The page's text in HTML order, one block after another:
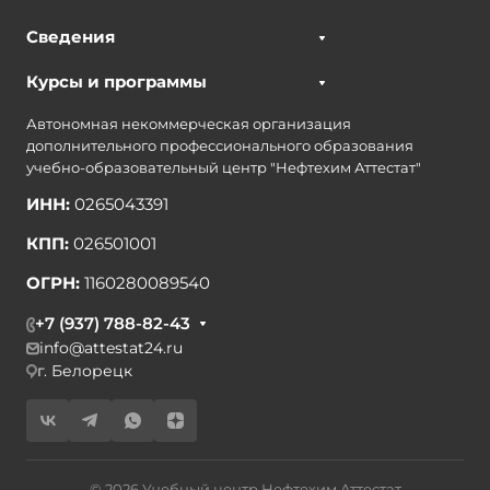
Сведения
Курсы и программы
Автономная некоммерческая организация
дополнительного профессионального образования
учебно-образовательный центр "Нефтехим Аттестат"
ИНН: 0265043391
КПП: 026501001
ОГРН: 1160280089540
+7 (937) 788-82-43
info@attestat24.ru
г. Белорецк